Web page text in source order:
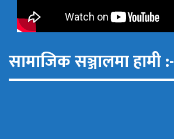
सामाजिक सञ्जालमा हामी :-